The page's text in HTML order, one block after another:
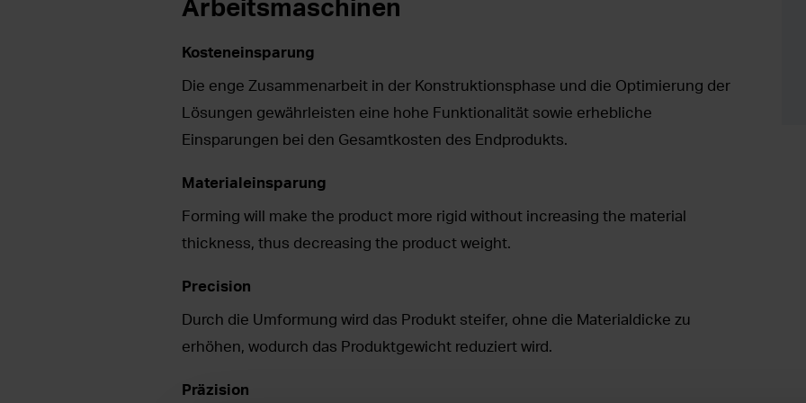
Arbeitsmaschinen
Kosteneinsparung
Die enge Zusammenarbeit in der Konstruktionsphase und die Optimierung der
Lösungen gewährleisten eine hohe Funktionalität sowie erhebliche
Einsparungen bei den Gesamtkosten des Endprodukts.
Materialeinsparung
Forming will make the product more rigid without increasing the material
thickness, thus decreasing the product weight.
Precision
Durch die Umformung wird das Produkt steifer, ohne die Materialdicke zu
erhöhen, wodurch das Produktgewicht reduziert wird.
Präzision